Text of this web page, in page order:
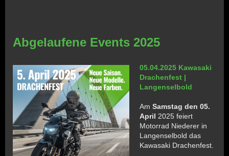
Abgelaufene Events 2025
05.04.2025 Kawasaki
Drachenfest |
Langenselbold
Am Samstag den 05.
April 2025 feiert
Motorrad Niederer in
Langenselbold das
Kawasaki Drachenfest.